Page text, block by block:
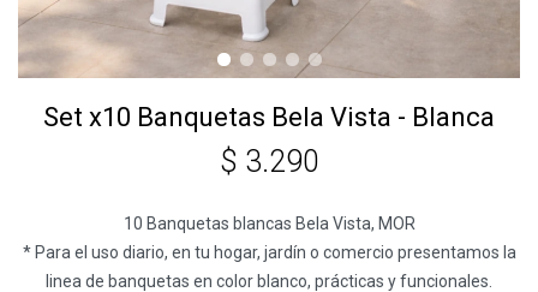
Set x10 Banquetas Bela Vista - Blanca
$ 3.290
10 Banquetas blancas Bela Vista, MOR
* Para el uso diario, en tu hogar, jardín o comercio presentamos la
linea de banquetas en color blanco, prácticas y funcionales.